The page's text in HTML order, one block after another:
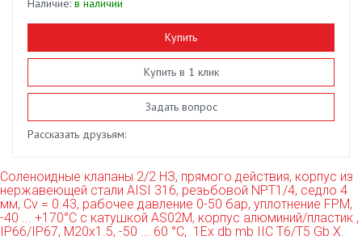
Купить
Купить в 1 клик
Задать вопрос
Рассказать друзьям:
Соленоидные клапаны 2/2 НЗ, прямого действия, корпус из
нержавеющей стали AISI 316, резьбовой NPT1/4, седло 4
мм, Cv = 0.43, рабочее давление 0-50 бар, уплотнение FPM,
-40 ... +170°C с катушкой AS02M, корпус алюминий/пластик ,
IP66/IP67, М20х1.5, -50 ... 60 °C, 1Ех db mb IIC T6/Т5 Gb X.